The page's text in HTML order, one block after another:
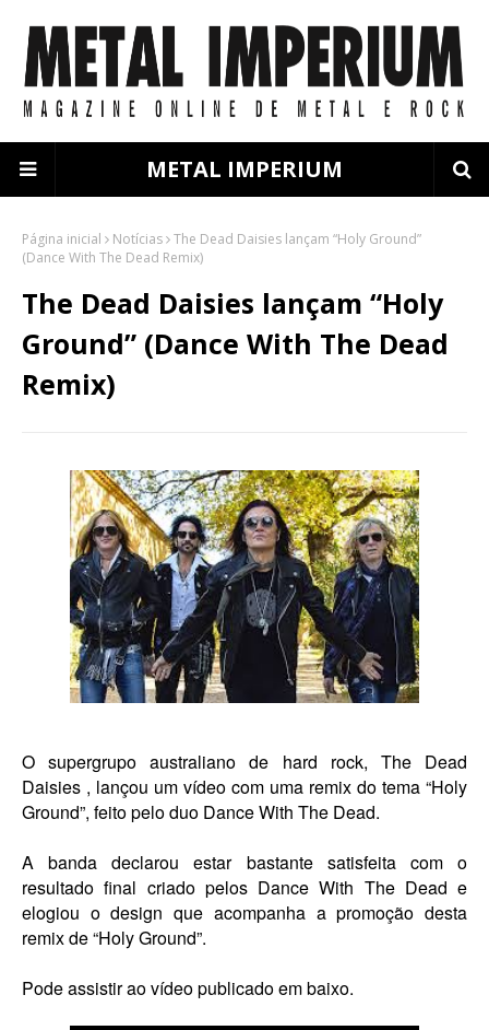
METAL IMPERIUM
Página inicial Notícias The Dead Daisies lançam “Holy Ground”
(Dance With The Dead Remix)
The Dead Daisies lançam “Holy
Ground” (Dance With The Dead
Remix)
O supergrupo australiano de hard rock, The Dead
Daisies , lançou um vídeo com uma remix do tema “Holy
Ground”, feito pelo duo Dance With The Dead.
A banda declarou estar bastante satisfeita com o
resultado final criado pelos Dance With The Dead e
elogiou o design que acompanha a promoção desta
remix de “Holy Ground”.
Pode assistir ao vídeo publicado em baixo.